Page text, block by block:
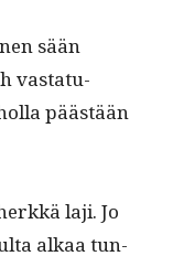
sään
h vas­tatu­
päästään
laji. Jo
alkaa tun­